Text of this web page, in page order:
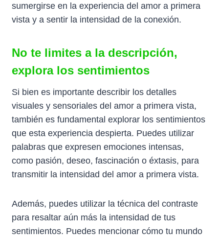
sumergirse en la experiencia del amor a primera
vista y a sentir la intensidad de la conexión.
No te limites a la descripción,
explora los sentimientos
Si bien es importante describir los detalles
visuales y sensoriales del amor a primera vista,
también es fundamental explorar los sentimientos
que esta experiencia despierta. Puedes utilizar
palabras que expresen emociones intensas,
como pasión, deseo, fascinación o éxtasis, para
transmitir la intensidad del amor a primera vista.
Además, puedes utilizar la técnica del contraste
para resaltar aún más la intensidad de tus
sentimientos. Puedes mencionar cómo tu mundo